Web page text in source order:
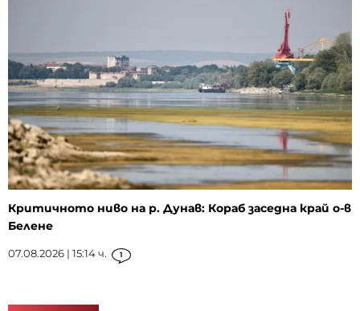
Критичното ниво на р. Дунав: Кораб заседна край о-в
Белене
07.08.2026 | 15:14 ч. 1